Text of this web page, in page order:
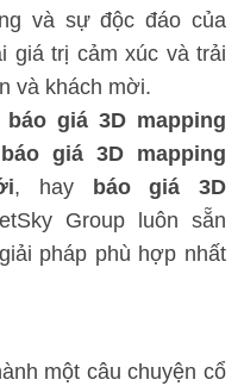
và sự độc đáo của
giá trị cảm xúc và trải
và khách mời.
báo giá 3D mapping
báo giá 3D mapping
, hay
báo giá 3D
Group luôn sẵn
pháp phù hợp nhất
một câu chuyện cổ